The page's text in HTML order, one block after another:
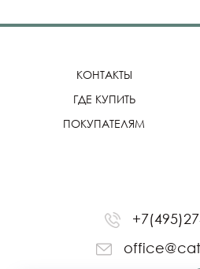
КОНТАКТЫ
ГДЕ КУПИТЬ
ПОКУПАТЕЛЯМ